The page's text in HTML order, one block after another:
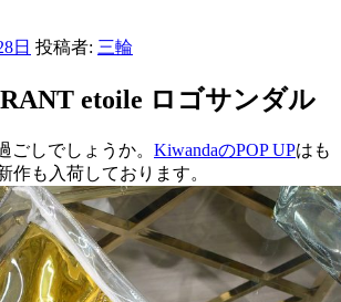
日 投稿者: 三輪
etoile ロゴサンダル
ごしでしょうか。 KiwandaのPOP UPはも
作も入荷しております。